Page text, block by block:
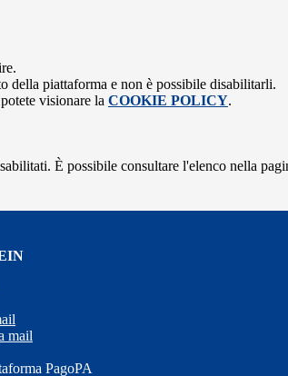
della piattaforma e non è possibile disabilitarli.
visionare la COOKIE POLICY.
È possibile consultare l'elenco nella
mail
PagoPA